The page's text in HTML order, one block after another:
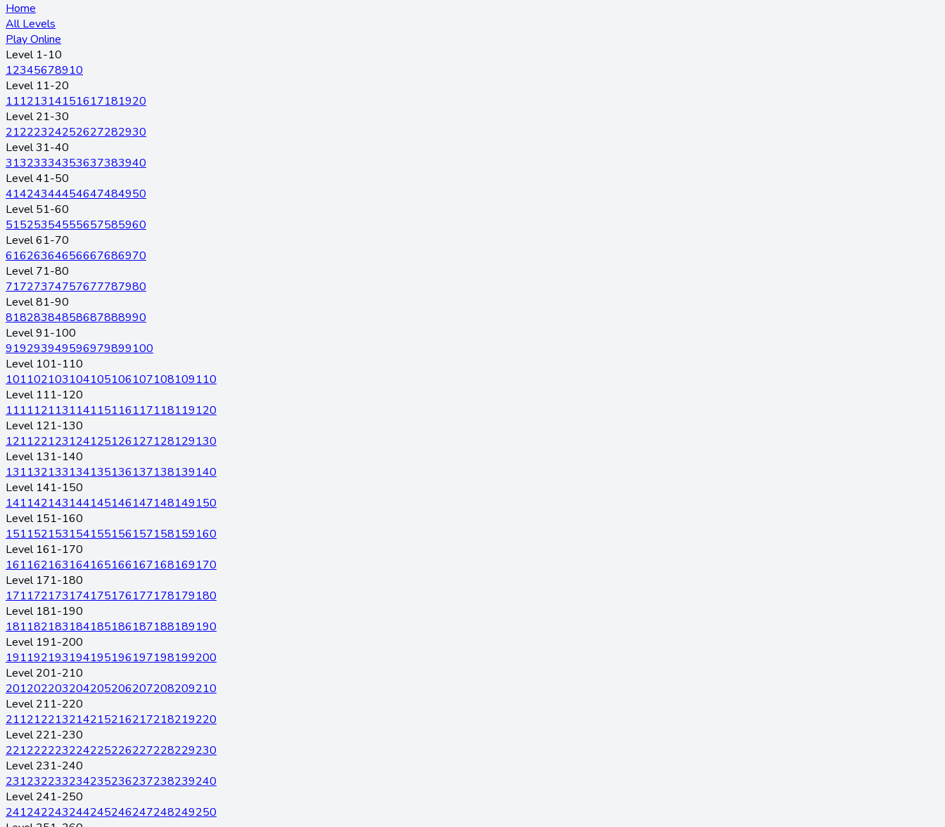
Home
All Levels
Play Online
Level 1-10
12345678910
Level 11-20
11121314151617181920
Level 21-30
21222324252627282930
Level 31-40
31323334353637383940
Level 41-50
41424344454647484950
Level 51-60
51525354555657585960
Level 61-70
61626364656667686970
Level 71-80
71727374757677787980
Level 81-90
81828384858687888990
Level 91-100
919293949596979899100
Level 101-110
101102103104105106107108109110
Level 111-120
111112113114115116117118119120
Level 121-130
121122123124125126127128129130
Level 131-140
131132133134135136137138139140
Level 141-150
141142143144145146147148149150
Level 151-160
151152153154155156157158159160
Level 161-170
161162163164165166167168169170
Level 171-180
171172173174175176177178179180
Level 181-190
181182183184185186187188189190
Level 191-200
191192193194195196197198199200
Level 201-210
201202203204205206207208209210
Level 211-220
211212213214215216217218219220
Level 221-230
221222223224225226227228229230
Level 231-240
231232233234235236237238239240
Level 241-250
241242243244245246247248249250